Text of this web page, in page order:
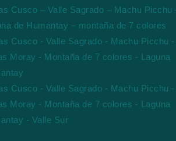
Cusco – Valle Sagrado – Machu Picchu
de Humantay – montaña de 7 colores
Cusco - Valle Sagrado - Machu Picchu -
Moray - Montaña de 7 colores - Laguna
Cusco - Valle Sagrado - Machu Picchu -
Moray - Montaña de 7 colores - Laguna
- Valle Sur